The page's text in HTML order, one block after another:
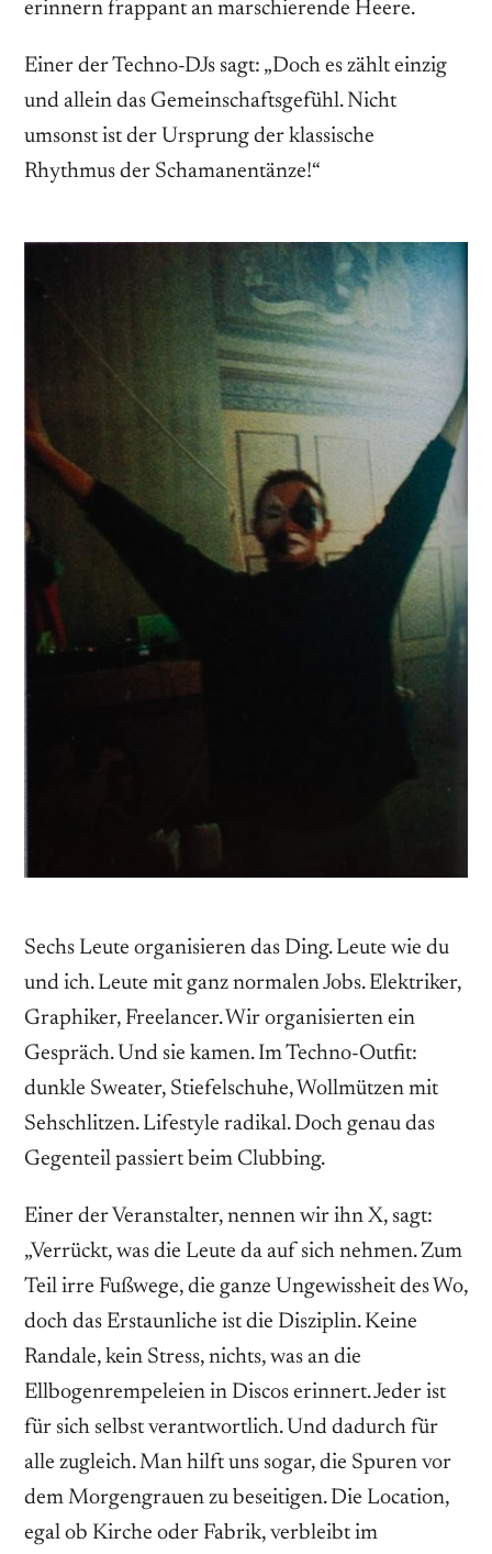
erinnern frappant an marschierende Heere.
Einer der Techno-DJs sagt: „Doch es zählt einzig
und allein das Gemeinschaftsgefühl. Nicht
umsonst ist der Ursprung der klassische
Rhythmus der Schamanentänze!“
Sechs Leute organisieren das Ding. Leute wie du
und ich. Leute mit ganz normalen Jobs. Elektriker,
Graphiker, Freelancer. Wir organisierten ein
Gespräch. Und sie kamen. Im Techno-Outfit:
dunkle Sweater, Stiefelschuhe, Wollmützen mit
Sehschlitzen. Lifestyle radikal. Doch genau das
Gegenteil passiert beim Clubbing.
Einer der Veranstalter, nennen wir ihn X, sagt:
„Verrückt, was die Leute da auf sich nehmen. Zum
Teil irre Fußwege, die ganze Ungewissheit des Wo,
doch das Erstaunliche ist die Disziplin. Keine
Randale, kein Stress, nichts, was an die
Ellbogenrempeleien in Discos erinnert. Jeder ist
für sich selbst verantwortlich. Und dadurch für
alle zugleich. Man hilft uns sogar, die Spuren vor
dem Morgengrauen zu beseitigen. Die Location,
egal ob Kirche oder Fabrik, verbleibt im